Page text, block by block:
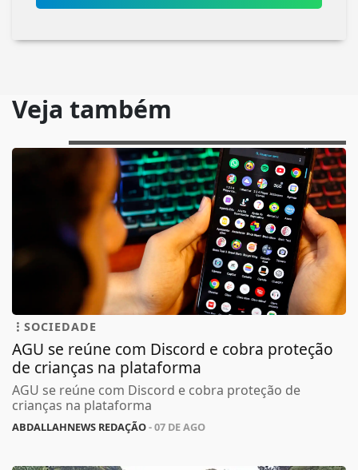
Veja também
SOCIEDADE
AGU se reúne com Discord e cobra proteção
de crianças na plataforma
AGU se reúne com Discord e cobra proteção de
crianças na plataforma
ABDALLAHNEWS REDAÇÃO- 07 DE AGO